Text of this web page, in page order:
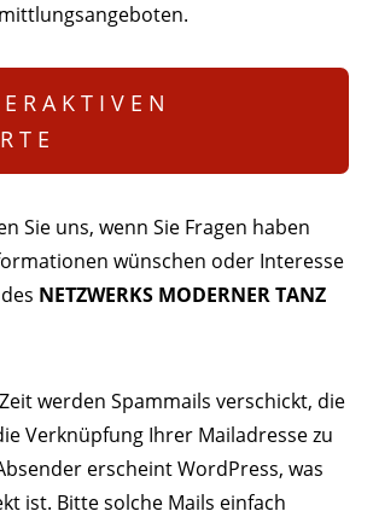
Sie uns, wenn Sie Fragen haben
wünschen oder Interesse
NETZWERKS MODERNER TANZ
werden Spammails verschickt, die
Verknüpfung Ihrer Mailadresse zu
erscheint WordPress, was
ist. Bitte solche Mails einfach